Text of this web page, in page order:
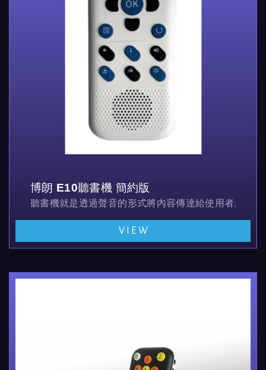
博朗 E10聽書機 簡約版
聽書機就是透過聲音的形式將內容傳達給使用者。類
VIEW